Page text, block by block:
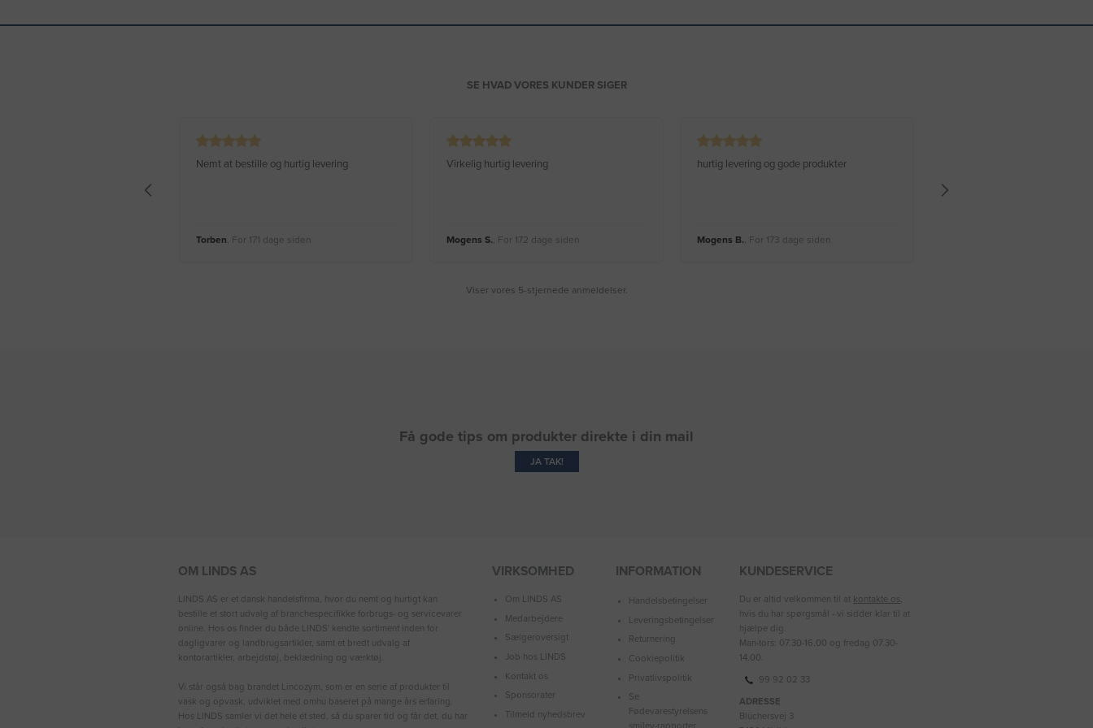
SE HVAD VORES KUNDER SIGER
Nemt at bestille og hurtig levering
Torben, For 171 dage siden
Virkelig hurtig levering
Mogens S., For 172 dage siden
hurtig levering og gode produkter
Mogens B., For 173 dage siden
Viser vores 5-stjernede anmeldelser.
Få gode tips om produkter direkte i din mail
JA TAK!
OM LINDS AS
LINDS AS er et dansk handelsfirma, hvor du nemt og hurtigt kan
bestille et stort udvalg af branchespecifikke forbrugs- og servicevarer
online. Hos os finder du både LINDS′ kendte sortiment inden for
dagligvarer og landbrugsartikler, samt et bredt udvalg af
kontorartikler, arbejdstøj, beklædning og værktøj.
Vi står også bag brandet Lincozym, som er en serie af produkter til
vask og opvask, udviklet med omhu baseret på mange års erfaring.
Hos LINDS samler vi det hele ét sted, så du sparer tid og får det, du har
VIRKSOMHED
Om LINDS AS
Medarbejdere
Sælgeroversigt
Job hos LINDS
Kontakt os
Sponsorater
Tilmeld nyhedsbrev
INFORMATION
Handelsbetingelser
Leveringsbetingelser
Returnering
Cookiepolitik
Privatlivspolitik
Se
Fødevarestyrelsens
KUNDESERVICE
Du er altid velkommen til at kontakte os,
hvis du har spørgsmål - vi sidder klar til at
hjælpe dig.
Man-tors: 07.30-16.00 og fredag 07.30-
14.00.
99 92 02 33
ADRESSE
Blüchersvej 3